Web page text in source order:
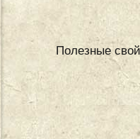
Полезные